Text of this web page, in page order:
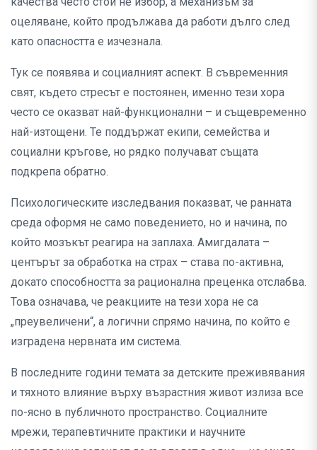
оцеляване, който продължава да работи дълго след
като опасността е изчезнала.
Тук се появява и социалният аспект. В съвременния
свят, където стресът е постоянен, именно тези хора
често се оказват най-функционални – и същевременно
най-изтощени. Те поддържат екипи, семейства и
социални кръгове, но рядко получават същата
подкрепа обратно.
Психологическите изследвания показват, че ранната
среда оформя не само поведението, но и начина, по
който мозъкът реагира на заплаха. Амигдалата –
центърът за обработка на страх – става по-активна,
докато способността за рационална преценка отслабва.
Това означава, че реакциите на тези хора не са
„преувеличени“, а логични спрямо начина, по който е
изградена нервната им система.
В последните години темата за детските преживявания
и тяхното влияние върху възрастния живот излиза все
по-ясно в публичното пространство. Социалните
мрежи, терапевтичните практики и научните